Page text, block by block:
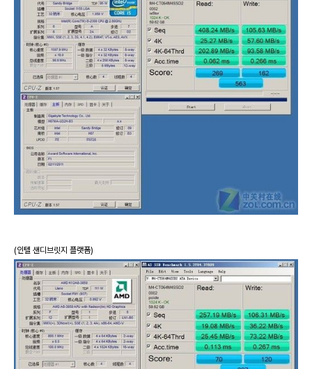
(인텔 샌디브릿지 플랫폼)